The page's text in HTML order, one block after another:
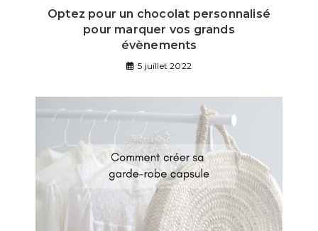
Optez pour un chocolat personnalisé
pour marquer vos grands
évènements
5 juillet 2022